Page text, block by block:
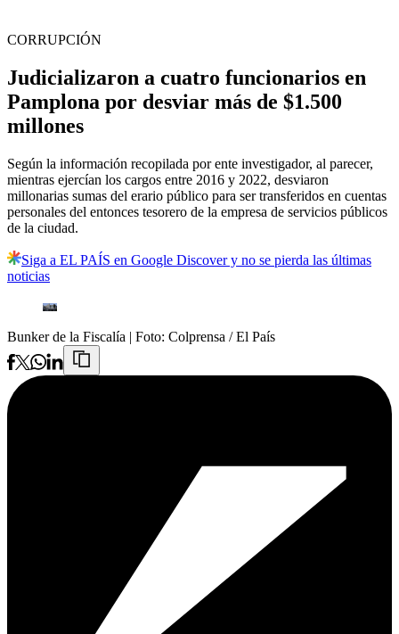
CORRUPCIÓN
Judicializaron a cuatro funcionarios en
Pamplona por desviar más de $1.500
millones
Según la información recopilada por ente investigador, al parecer,
mientras ejercían los cargos entre 2016 y 2022, desviaron
millonarias sumas del erario público para ser transferidos en cuentas
personales del entonces tesorero de la empresa de servicios públicos
de la ciudad.
Siga a EL PAÍS en Google Discover y no se pierda las últimas
noticias
Bunker de la Fiscalía | Foto: Colprensa / El País